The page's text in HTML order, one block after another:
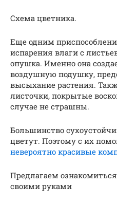
Схема цветника.
Еще одним
испарения влаги с
опушка. Именно она
воздушную подушку,
высыхание растения.
листочки, покрытые
случае не страшны.
Большинство
цветут. Поэтому с их
невероятно красивые
Предлагаем
своими руками